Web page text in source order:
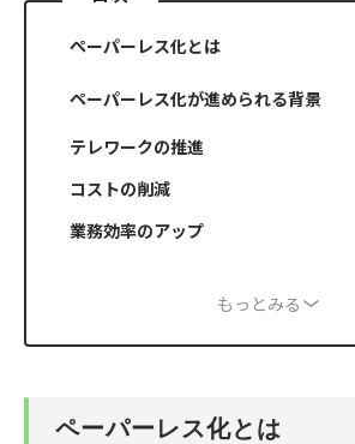
ペーパーレス化とは
ペーパーレス化が進められる背景
テレワークの推進
コストの削減
業務効率のアップ
もっとみる
ペーパーレス化とは